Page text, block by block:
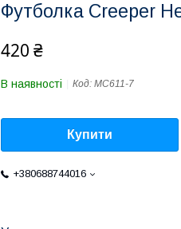
Футболка Creeper
420 ₴
В наявності Код: MC611-7
Купити
+380688744016